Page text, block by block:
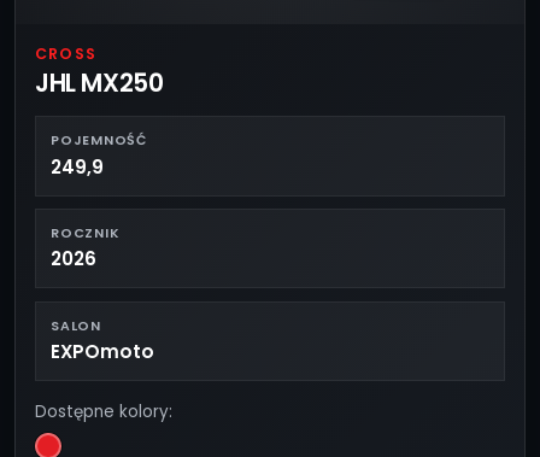
CROSS
JHL MX250
POJEMNOŚĆ
249,9
ROCZNIK
2026
SALON
EXPOmoto
Dostępne kolory: